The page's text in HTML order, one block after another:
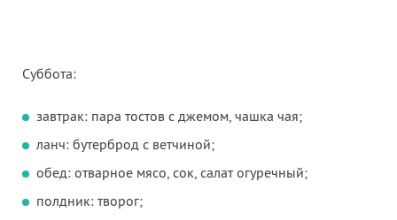
Суббота:
завтрак: пара тостов с джемом, чашка чая;
ланч: бутерброд с ветчиной;
обед: отварное мясо, сок, салат огуречный;
полдник: творог;